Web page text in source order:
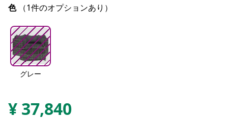
色 （1件のオプションあり）
グレー
¥ 37,840